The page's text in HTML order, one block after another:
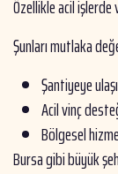
Özellikle acil işlerde
Şunları mutlaka
Şantiyeye
Acil vinç
Bölgesel
Bursa gibi büyük